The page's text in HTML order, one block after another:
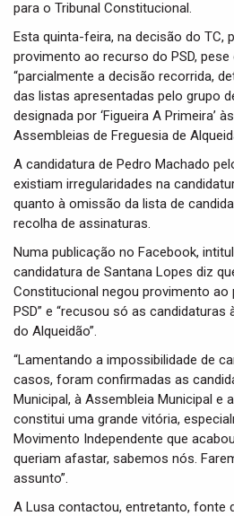
para o Tribunal Constitucional.
Esta quinta-feira, na decisão do TC,
provimento ao recurso do PSD,
“parcialmente a decisão recorrida,
das listas apresentadas pelo grupo
designada por ‘Figueira A Primeira’
Assembleias de Freguesia de
A candidatura de Pedro Machado
existiam irregularidades na
quanto à omissão da lista de
recolha de assinaturas.
Numa publicação no Facebook,
candidatura de Santana Lopes diz
Constitucional negou provimento ao
PSD” e “recusou só as candidaturas
do Alqueidão”.
“Lamentando a impossibilidade de
casos, foram confirmadas as
Municipal, à Assembleia Municipal e
constitui uma grande vitória,
Movimento Independente que
queriam afastar, sabemos nós.
assunto”.
A Lusa contactou, entretanto, fonte